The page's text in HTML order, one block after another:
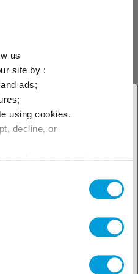
us
site by :
ads;
using cookies.
decline, or
per